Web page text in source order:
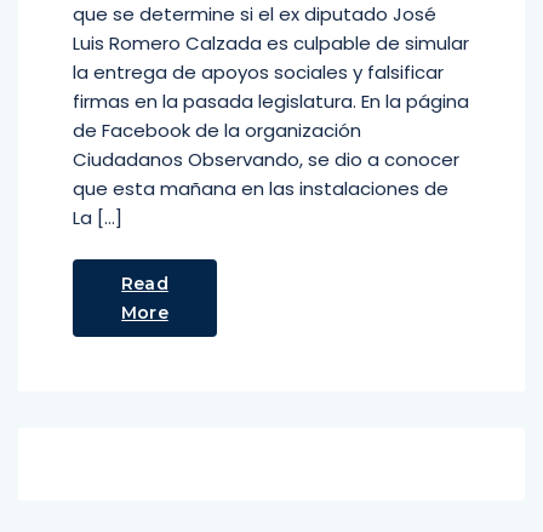
que se determine si el ex diputado José
Luis Romero Calzada es culpable de simular
la entrega de apoyos sociales y falsificar
firmas en la pasada legislatura. En la página
de Facebook de la organización
Ciudadanos Observando, se dio a conocer
que esta mañana en las instalaciones de
La […]
Read
More